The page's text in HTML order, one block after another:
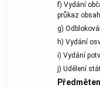
f) Vydání
průkaz
g)
h) Vydání
i) Vydání
j) Udělení